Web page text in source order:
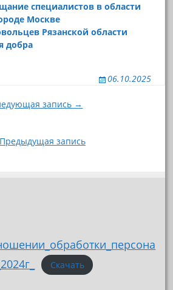
специалистов в области
Москве
Рязанской области
добра
06.10.2025
запись →
запись
Скачать